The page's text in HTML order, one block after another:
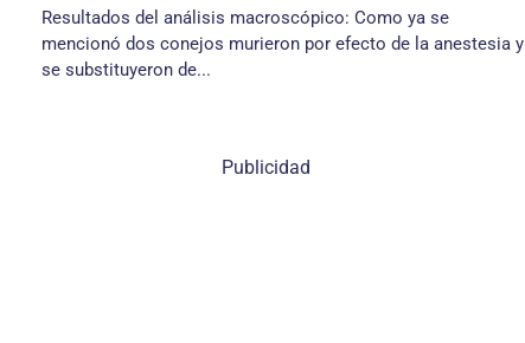
Resultados del análisis macroscópico: Como ya se
mencionó dos conejos murieron por efecto de la anestesia y
se substituyeron de...
Publicidad